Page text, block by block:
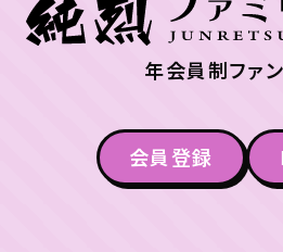
年会員制ファ
会員登録